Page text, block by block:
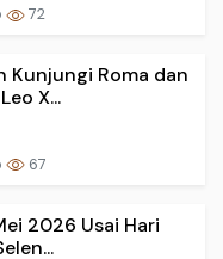
72
Kunjungi Roma dan
X...
67
2026 Usai Hari